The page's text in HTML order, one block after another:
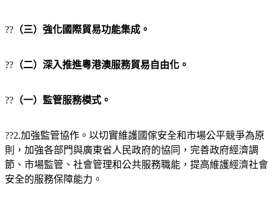
?? （三）強化國際貿易功能集成。
?? （二）深入推進粵港澳服務貿易自由化。
?? （一）監管服務模式。
??2.加強監管協作。以切實維護國傢安全和市場公平競爭為原
則，加強各部門與廣東省人民政府的協同，完善政府經濟調
節、市場監管、社會管理和公共服務職能，提高維護經濟社會
安全的服務保障能力。